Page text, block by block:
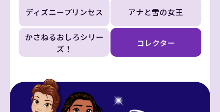
ディズニープリンセス アナと雪の女王
かさねるおしろシリー
ズ！
コレクター